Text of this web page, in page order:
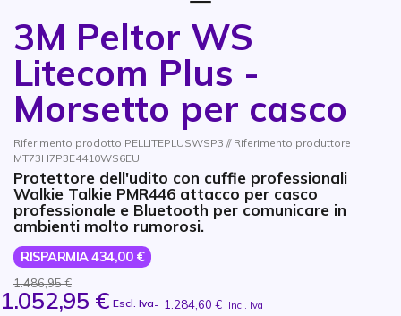
3M Peltor WS
Litecom Plus -
Morsetto per casco
Riferimento prodotto PELLITEPLUSWSP3 // Riferimento produttore
MT73H7P3E4410WS6EU
Protettore dell'udito con cuffie professionali
Walkie Talkie PMR446 attacco per casco
professionale e Bluetooth per comunicare in
ambienti molto rumorosi.
RISPARMIA 434,00 €
1.486,95 €
1.052,95 € Escl. Iva- 1.284,60 € Incl. Iva
Vai all'inizio della galleria di immagini